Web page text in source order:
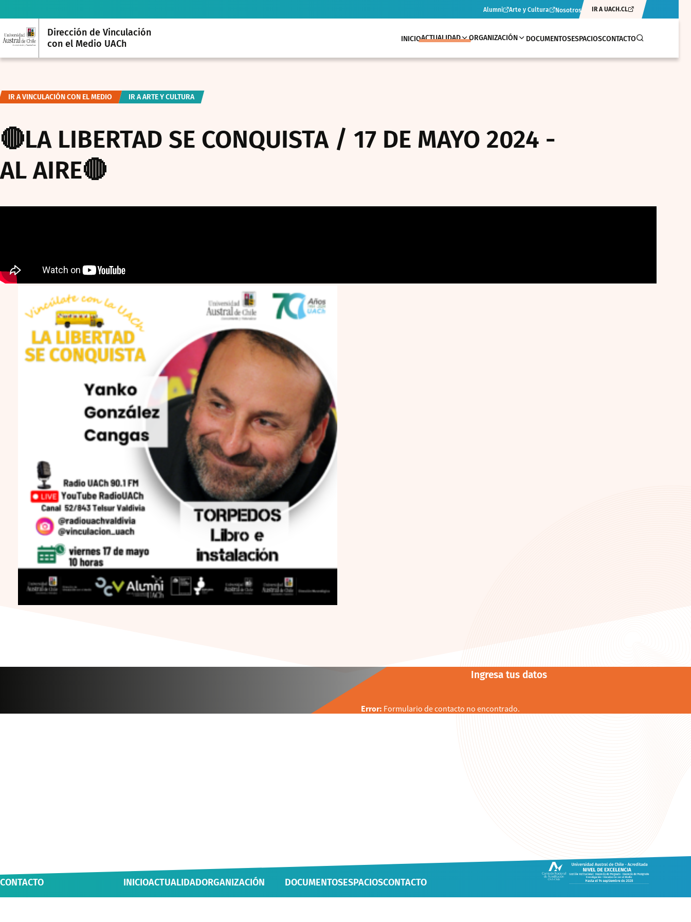
Alumni Arte y Cultura Nosotros IR A UACH.CL
Dirección de Vinculación
con el Medio UACh
INICIOACTUALIDAD ORGANIZACIÓN DOCUMENTOSESPACIOSCONTACTO
IR A VINCULACIÓN CON EL MEDIO IR A ARTE Y CULTURA
🔴LA LIBERTAD SE CONQUISTA / 17 DE MAYO 2024 -
AL AIRE🔴
Ingresa tus datos
Error: Formulario de contacto no encontrado.
CONTACTO INICIOACTUALIDADORGANIZACIÓN DOCUMENTOSESPACIOSCONTACTO